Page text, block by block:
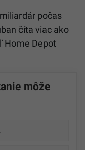
počas
číta viac ako
Home Depot
môže